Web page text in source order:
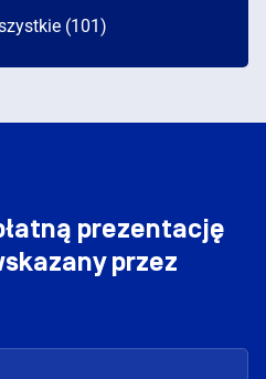
(101)
prezentację
przez